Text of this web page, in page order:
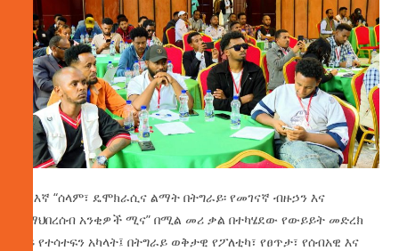
1. እኛ “ሰላም፣ ዴሞክራሲና ልማት በትግራይ፡ የመገናኛ ብዙኃን እና
የማህበረሰብ አንቂዎች ሚና” በሚል መሪ ቃል በተካሄደው የውይይት መድረክ
ላይ የተሳተፍን አካላት፤ በትግራይ ወቅታዊ የፖለቲካ፣ የፀጥታ፣ የሰብአዊ እና